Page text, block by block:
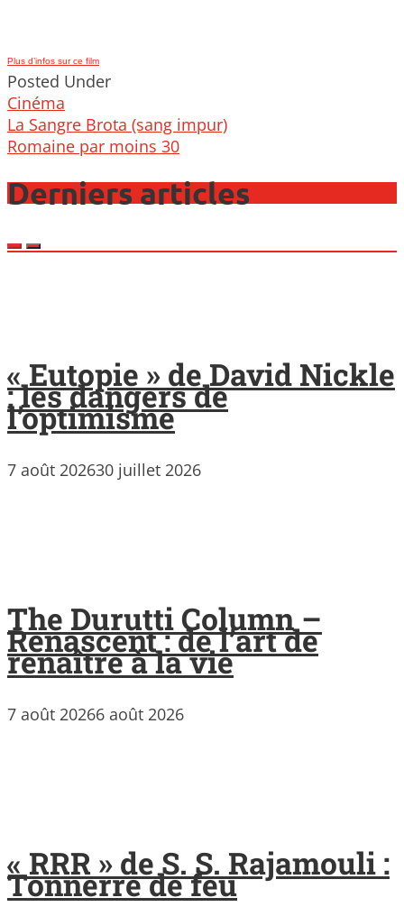
Plus d’infos sur ce film
Posted Under
Cinéma
Post
navigation
La Sangre Brota (sang impur)
Romaine par moins 30
Derniers articles
« Eutopie » de David Nickle
: les dangers de
l’optimisme
7 août 202630 juillet 2026
The Durutti Column –
Renascent : de l’art de
renaître à la vie
7 août 20266 août 2026
« RRR » de S. S. Rajamouli :
Tonnerre de feu